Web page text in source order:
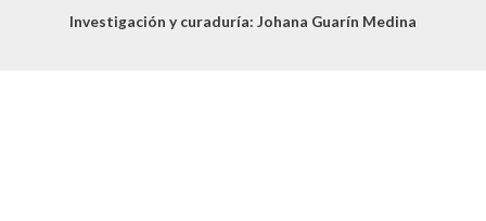
Investigación y curaduría: Johana Guarín Medina